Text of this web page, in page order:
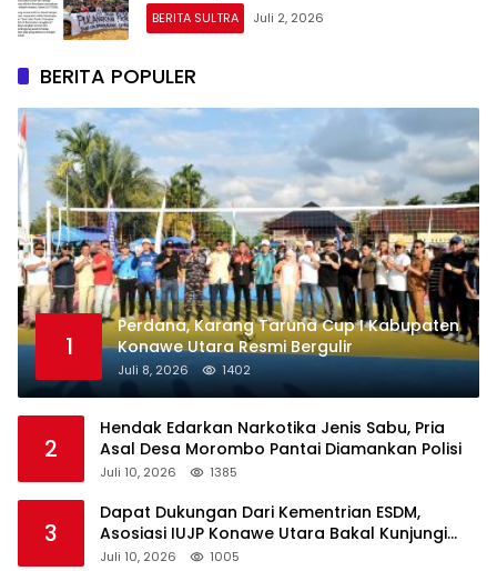
BERITA SULTRA Juli 2, 2026
BERITA POPULER
1
Perdana, Karang Taruna Cup I Kabupaten
Konawe Utara Resmi Bergulir
Juli 8, 2026 1402
2
Hendak Edarkan Narkotika Jenis Sabu, Pria
Asal Desa Morombo Pantai Diamankan Polisi
Juli 10, 2026 1385
3
Dapat Dukungan Dari Kementrian ESDM,
Asosiasi IUJP Konawe Utara Bakal Kunjungi
Pemegang IUP di Konut
Juli 10, 2026 1005